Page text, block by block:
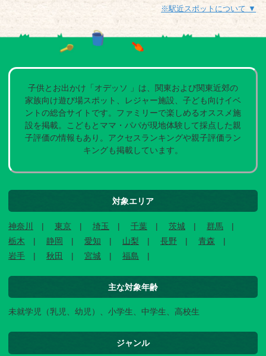
※駅近スポットについて ▼
子供とお出かけ「オデッソ 」は、関東および関東近郊の
家族向け遊び場スポット、レジャー施設、子ども向けイベ
ントの総合サイトです。ファミリーで楽しめるオススメ施
設を掲載。こどもとママ・パパが現地体験して採点した親
子評価の情報もあり。アクセスランキングや親子評価ラン
キングも掲載しています。
対象エリア
神奈川 東京 埼玉 千葉 茨城
群馬
栃木
静岡 愛知 山梨 長野
青森
岩手
秋田 宮城 福島
主な対象年齢
未就学児（乳児、幼児）、小学生、中学生、高校生
ジャンル